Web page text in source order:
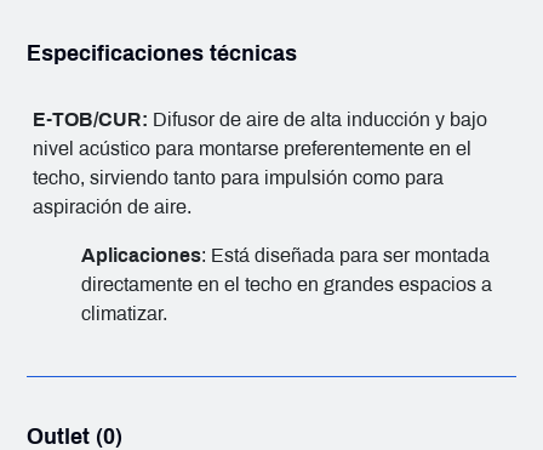
Especificaciones técnicas
E-TOB/CUR: Difusor de aire de alta inducción y bajo
nivel acústico para montarse preferentemente en el
techo, sirviendo tanto para impulsión como para
aspiración de aire.
Aplicaciones: Está diseñada para ser montada
directamente en el techo en grandes espacios a
climatizar.
Outlet (0)